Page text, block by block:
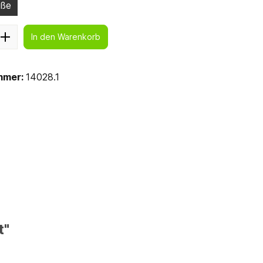
In den Warenkorb
14028.1